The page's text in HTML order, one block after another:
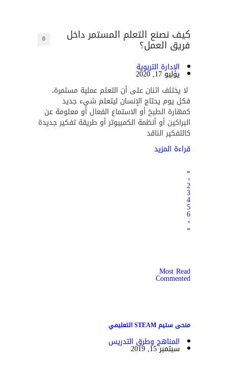
كيف نصنع التعلم المستمر داخل
فريق العمل؟ 0
الإدارة التربوية
يوليو 17, 2020
لا يختلف اثنان على أن التعلم عملية مستمرة،
فكل يوم يحتاج الإنسان ليتعلم شيء جديد
كمهارة الطبخ أو الاستماع الفعال أو معلومة عن
البراكين أو أنظمة الكمبيوتر أو طريقة تفكير جديدة
كالتفكير الناقد
قراءة المزيد
«
‹
2
3
4
5
6
›
»
Most Read
Commented
منحى ستيم STEAM التعليمي
المناهج وطرق التدريس
سبتمبر 15, 2019